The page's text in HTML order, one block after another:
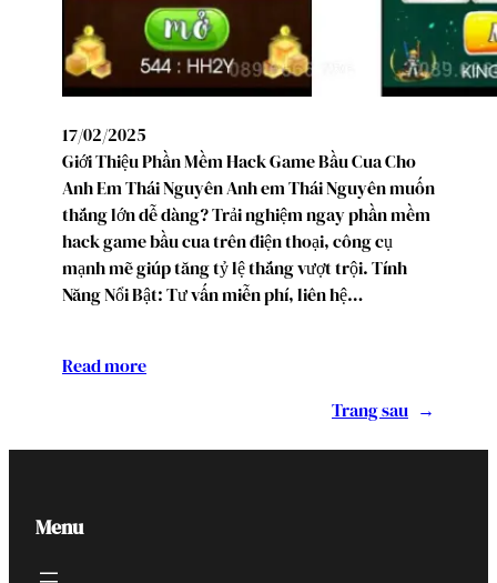
17/02/2025
Giới Thiệu Phần Mềm Hack Game Bầu Cua Cho
Anh Em Thái Nguyên Anh em Thái Nguyên muốn
thắng lớn dễ dàng? Trải nghiệm ngay phần mềm
hack game bầu cua trên điện thoại, công cụ
mạnh mẽ giúp tăng tỷ lệ thắng vượt trội. Tính
Năng Nổi Bật: Tư vấn miễn phí, liên hệ…
Read more
Trang sau →
Menu